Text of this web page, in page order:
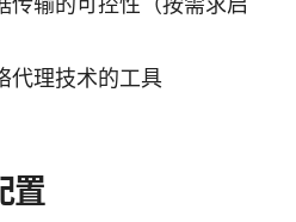
代理技术的工具
置